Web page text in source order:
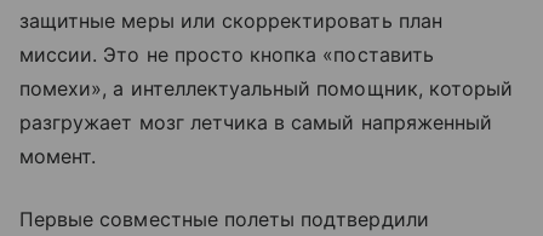
защитные меры или скорректировать план
миссии. Это не просто кнопка «поставить
помехи», а интеллектуальный помощник, который
разгружает мозг летчика в самый напряженный
момент.
Первые совместные полеты подтвердили